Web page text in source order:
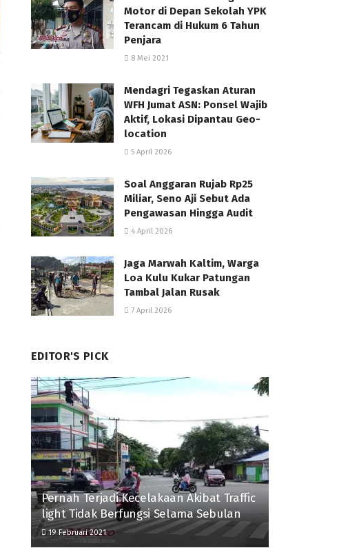
Motor di Depan Sekolah YPK
Terancam di Hukum 6 Tahun
Penjara
8 Mei 2021
Mendagri Tegaskan Aturan
WFH Jumat ASN: Ponsel Wajib
Aktif, Lokasi Dipantau Geo-
location
5 April 2026
Soal Anggaran Rujab Rp25
Miliar, Seno Aji Sebut Ada
Pengawasan Hingga Audit
4 April 2026
Jaga Marwah Kaltim, Warga
Loa Kulu Kukar Patungan
Tambal Jalan Rusak
7 April 2026
EDITOR'S PICK
Pernah Terjadi Kecelakaan Akibat Traffic
light Tidak Berfungsi Selama Sebulan
19 Februari 2021